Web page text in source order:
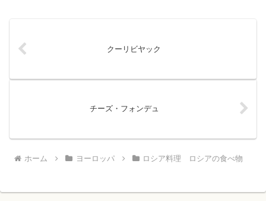
クーリビヤック
チーズ・フォンデュ
ホーム ヨーロッパ ロシア料理 ロシアの食べ物